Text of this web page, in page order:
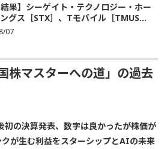
結果】シーゲイト・テクノロジー・ホー
グス［STX］、Tモバイル［TMUS...
07
株マスターへの道」の過去
初の決算発表、数字は良かったが株価が
が生む利益をスターシップとAIの未来